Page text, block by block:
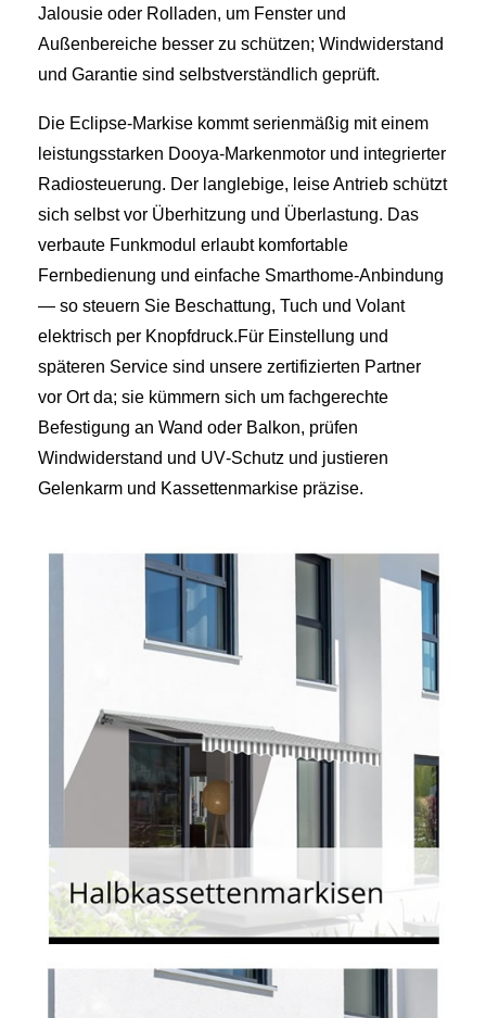
Jalousie oder Rolladen, um Fenster und
Außenbereiche besser zu schützen; Windwiderstand
und Garantie sind selbstverständlich geprüft.
Die Eclipse‑Markise kommt serienmäßig mit einem
leistungsstarken Dooya‑Markenmotor und integrierter
Radiosteuerung. Der langlebige, leise Antrieb schützt
sich selbst vor Überhitzung und Überlastung. Das
verbaute Funkmodul erlaubt komfortable
Fernbedienung und einfache Smarthome‑Anbindung
— so steuern Sie Beschattung, Tuch und Volant
elektrisch per Knopfdruck.Für Einstellung und
späteren Service sind unsere zertifizierten Partner
vor Ort da; sie kümmern sich um fachgerechte
Befestigung an Wand oder Balkon, prüfen
Windwiderstand und UV‑Schutz und justieren
Gelenkarm und Kassettenmarkise präzise.